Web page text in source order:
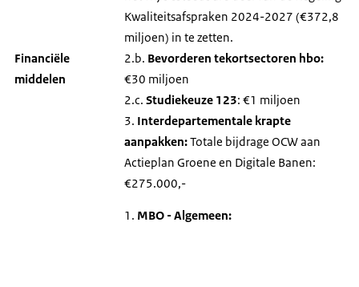
Financiële
middelen
Kwaliteitsafspraken 2024-2027 (€372,8
miljoen) in te zetten.
2.b. Bevorderen tekortsectoren hbo:
€30 miljoen
2.c. Studiekeuze 123: €1 miljoen
3. Interdepartementale krapte
aanpakken:Totale bijdrage OCW aan
Actieplan Groene en Digitale Banen:
€275.000,-
MBO - Algemeen: